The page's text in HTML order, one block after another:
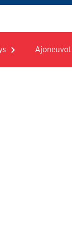
Ajoneuvot